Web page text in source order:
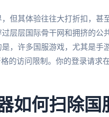
但其体验往往大打折扣，甚
层层国际骨干网和拥挤的公
，许多国服游戏，尤其是手
的访问限制。你的登录请求
如何扫除国